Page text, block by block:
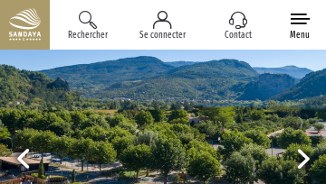
Rechercher Se connecter Contact Menu